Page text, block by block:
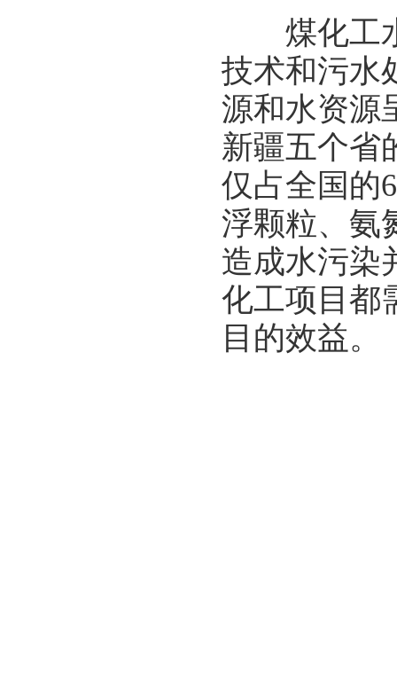
煤化工水
技术和污水
源和水资源
新疆五个省
仅占全国的
浮颗粒、氨
造成水污染
化工项目都
目的效益。